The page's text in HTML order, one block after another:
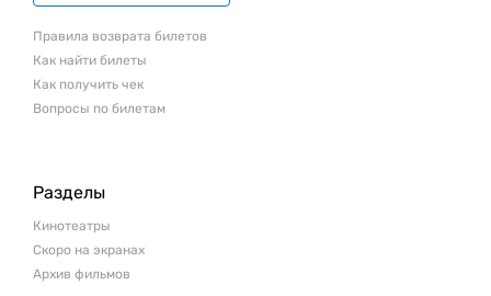
Правила возврата билетов
Как найти билеты
Как получить чек
Вопросы по билетам
Разделы
Кинотеатры
Скоро на экранах
Архив фильмов